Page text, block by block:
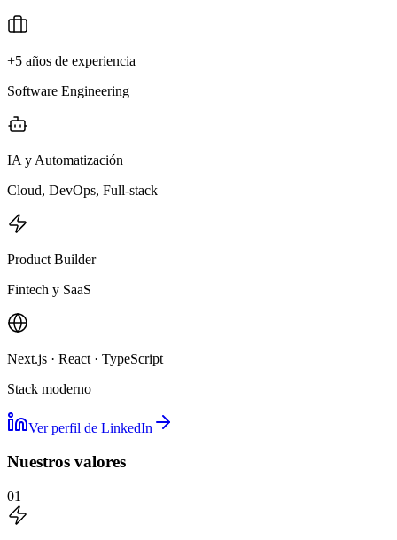
+5 años de experiencia
Software Engineering
IA y Automatización
Cloud, DevOps, Full-stack
Product Builder
Fintech y SaaS
Next.js · React · TypeScript
Stack moderno
Ver perfil de LinkedIn
Nuestros valores
01